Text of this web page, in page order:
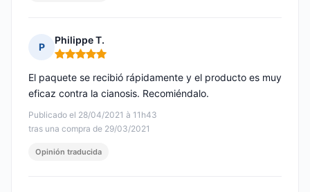
P
Philippe T.
Nota: 5 de 5
Publicado el 28/04/2021 à 11h43
tras una compra de 29/03/2021
El paquete se recibió rápidamente y el producto es muy
eficaz contra la cianosis. Recomiéndalo.
Opinión traducida